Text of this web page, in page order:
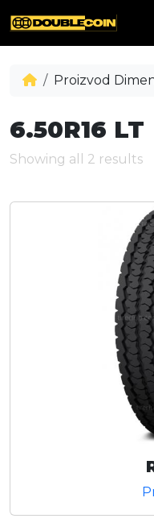
Proizvod
6.50R16 LT
Showing all 2 results